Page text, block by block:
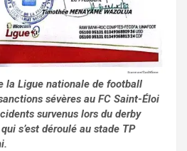
la Ligue nationale de football
sévères au FC Saint-Éloi
survenus lors du derby
s’est déroulé au stade TP